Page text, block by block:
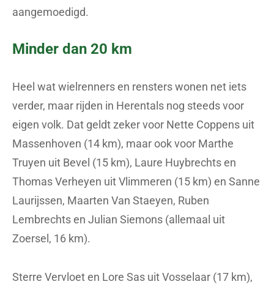
aangemoedigd.
Minder dan 20 km
Heel wat wielrenners en rensters wonen net iets
verder, maar rijden in Herentals nog steeds voor
eigen volk. Dat geldt zeker voor Nette Coppens uit
Massenhoven (14 km), maar ook voor Marthe
Truyen uit Bevel (15 km), Laure Huybrechts en
Thomas Verheyen uit Vlimmeren (15 km) en Sanne
Laurijssen, Maarten Van Staeyen, Ruben
Lembrechts en Julian Siemons (allemaal uit
Zoersel, 16 km).
Sterre Vervloet en Lore Sas uit Vosselaar (17 km),